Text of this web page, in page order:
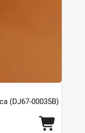
(DJ67-00035B)